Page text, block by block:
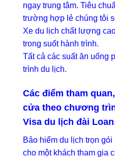
ngay trung tâm. Tiêu
trường hợp lẻ chúng tôi
Xe du lịch chất lượng
trong suốt hành trình.
Tất cả các suất ăn uống
trình du lịch.
Các điểm tham
cửa theo chương
Visa du lịch đài
Bảo hiểm du lịch trọn
cho một khách tham gia